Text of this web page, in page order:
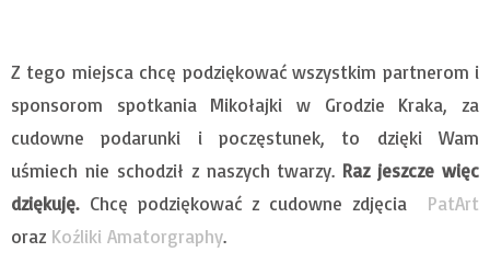
Z tego miejsca chcę podziękować wszystkim partnerom i
sponsorom spotkania Mikołajki w Grodzie Kraka, za
cudowne podarunki i poczęstunek, to dzięki Wam
uśmiech nie schodził z naszych twarzy. Raz jeszcze więc
dziękuję. Chcę podziękować z cudowne zdjęcia PatArt
oraz Koźliki Amatorgraphy.